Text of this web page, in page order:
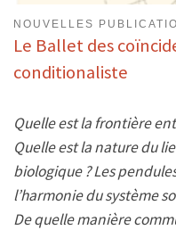
NOUVELLES
Le Ballet des
conditionaliste
Quelle est la frontière
Quelle est la nature du
biologique ? Les
l’harmonie du système
De quelle manière